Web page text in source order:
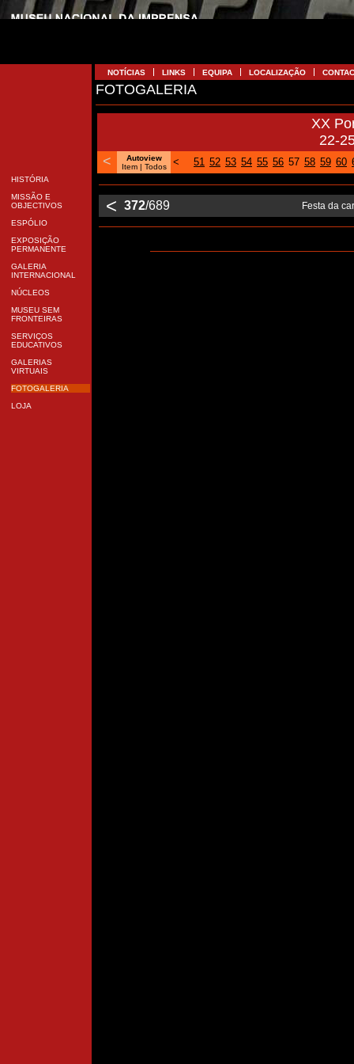
HISTÓRIA
MISSÃO E
OBJECTIVOS
ESPÓLIO
EXPOSIÇÃO
PERMANENTE
GALERIA
INTERNACIONAL
NÚCLEOS
MUSEU SEM
FRONTEIRAS
SERVIÇOS
EDUCATIVOS
GALERIAS
VIRTUAIS
FOTOGALERIA
LOJA
NOTÍCIAS LINKS EQUIPA LOCALIZAÇÃO
FOTOGALERIA
XX
22-
<
Autoview
Item| Todos < 51 52 53 54 55 56 57 58 59 60
< 372/689 Festa da